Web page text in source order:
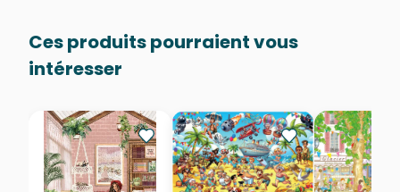
Ces produits pourraient vous
intéresser